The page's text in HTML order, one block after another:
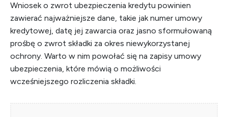
Wniosek o zwrot ubezpieczenia kredytu powinien
zawierać najważniejsze dane, takie jak numer umowy
kredytowej, datę jej zawarcia oraz jasno sformułowaną
prośbę o zwrot składki za okres niewykorzystanej
ochrony. Warto w nim powołać się na zapisy umowy
ubezpieczenia, które mówią o możliwości
wcześniejszego rozliczenia składki.